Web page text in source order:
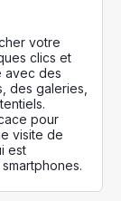
votre
clics et
avec des
des galeries,
pour
visite de
est